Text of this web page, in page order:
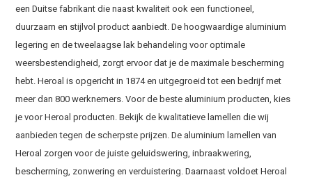
een Duitse fabrikant die naast kwaliteit ook een functioneel,
duurzaam en stijlvol product aanbiedt. De hoogwaardige aluminium
legering en de tweelaagse lak behandeling voor optimale
weersbestendigheid, zorgt ervoor dat je de maximale bescherming
hebt. Heroal is opgericht in 1874 en uitgegroeid tot een bedrijf met
meer dan 800 werknemers. Voor de beste aluminium producten, kies
je voor Heroal producten. Bekijk de kwalitatieve lamellen die wij
aanbieden tegen de scherpste prijzen. De aluminium lamellen van
Heroal zorgen voor de juiste geluidswering, inbraakwering,
bescherming, zonwering en verduistering. Daarnaast voldoet Heroal